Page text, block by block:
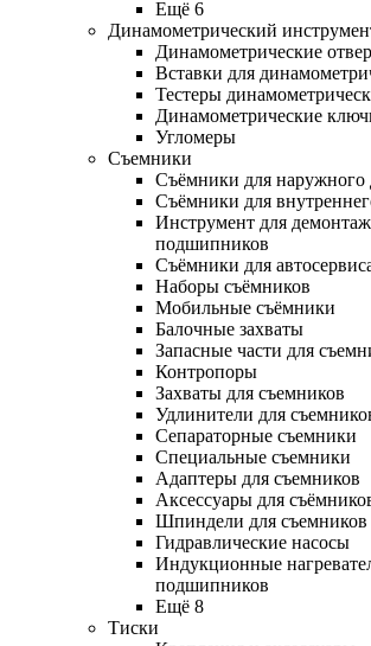
Ещё 6
Динамометрический
Динамометрические
Вставки для
Тестеры
Динамометрические
Угломеры
Съемники
Съёмники для наружного
Съёмники для
Инструмент для
подшипников
Съёмники для
Наборы съёмников
Мобильные съёмники
Балочные захваты
Запасные части для
Контропоры
Захваты для съемников
Удлинители для
Сепараторные съемники
Специальные съемники
Адаптеры для съемников
Аксессуары для
Шпиндели для съемников
Гидравлические насосы
Индукционные
подшипников
Ещё 8
Тиски